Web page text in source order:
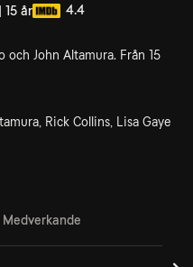
15 år 4.4
och John Altamura. Från 15
Rick Collins, Lisa Gaye
Medverkande